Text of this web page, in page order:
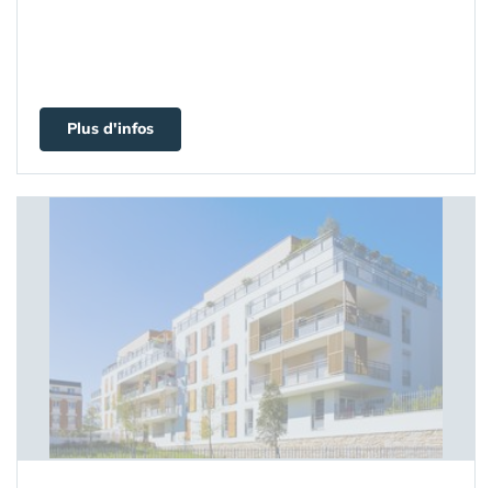
Plus d'infos